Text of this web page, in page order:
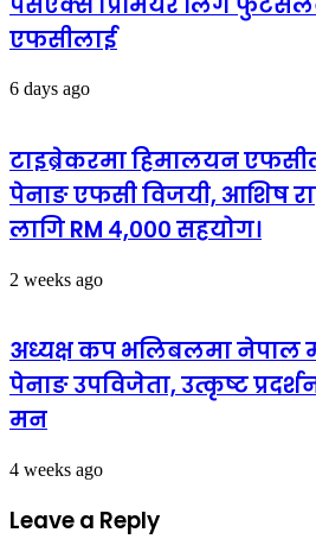
एफसीलाई
6 days ago
टाइब्रेकरमा हिमालयन
पेनाङ एफसी विजयी, आशिष
लागि RM ४,००० सहयोग।
2 weeks ago
अध्यक्ष कप भलिबलमा नेपाल
पेनाङ उपविजेता, उत्कृष्ट
मन
4 weeks ago
Leave a Reply